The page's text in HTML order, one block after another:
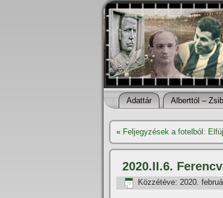
Adattár Alberttól –
« Feljegyzések a fotelból:
2020.II.6.
Közzétéve: 2020.